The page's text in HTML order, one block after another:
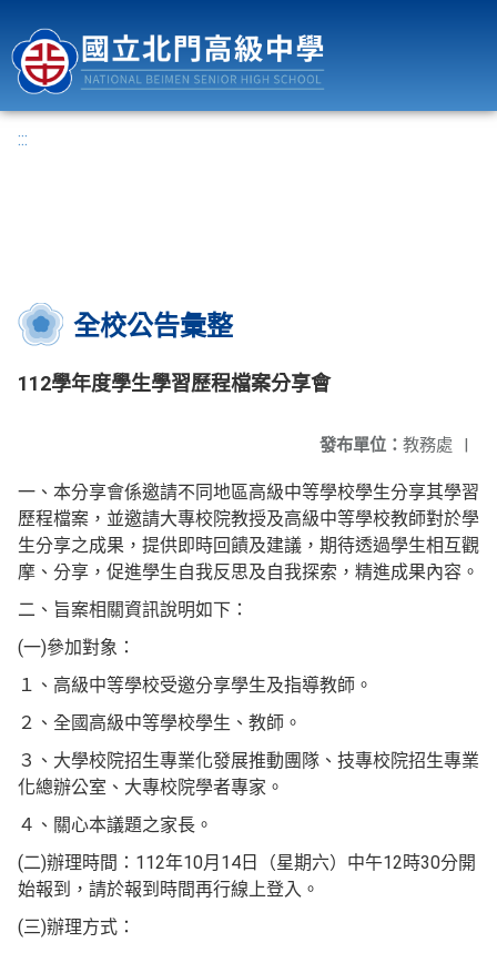
:::
全校公告彙整
112學年度學生學習歷程檔案分享會
發布單位： 教務處 |
一、本分享會係邀請不同地區高級中等學校學生分享其學習
歷程檔案，並邀請大專校院教授及高級中等學校教師對於學
生分享之成果，提供即時回饋及建議，期待透過學生相互觀
摩、分享，促進學生自我反思及自我探索，精進成果內容。
二、旨案相關資訊說明如下：
(一)參加對象：
１、高級中等學校受邀分享學生及指導教師。
２、全國高級中等學校學生、教師。
３、大學校院招生專業化發展推動團隊、技專校院招生專業
化總辦公室、大專校院學者專家。
４、關心本議題之家長。
(二)辦理時間：112年10月14日（星期六）中午12時30分開
始報到，請於報到時間再行線上登入。
(三)辦理方式：